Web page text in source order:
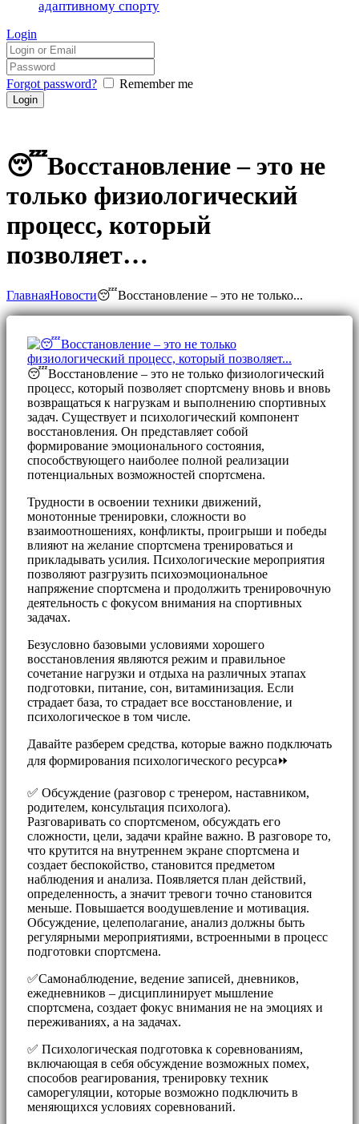
адаптивному спорту
Login
Forgot password? Remember me
😴Восстановление – это не
только физиологический
процесс, который
позволяет…
ГлавнаяНовости😴Восстановление – это не только...
😴Восстановление – это не только физиологический
процесс, который позволяет спортсмену вновь и вновь
возвращаться к нагрузкам и выполнению спортивных
задач. Существует и психологический компонент
восстановления. Он представляет собой
формирование эмоционального состояния,
способствующего наиболее полной реализации
потенциальных возможностей спортсмена.
Трудности в освоении техники движений,
монотонные тренировки, сложности во
взаимоотношениях, конфликты, проигрыши и победы
влияют на желание спортсмена тренироваться и
прикладывать усилия. Психологические мероприятия
позволяют разгрузить психоэмоциональное
напряжение спортсмена и продолжить тренировочную
деятельность с фокусом внимания на спортивных
задачах.
Безусловно базовыми условиями хорошего
восстановления являются режим и правильное
сочетание нагрузки и отдыха на различных этапах
подготовки, питание, сон, витаминизация. Если
страдает база, то страдает все восстановление, и
психологическое в том числе.
Давайте разберем средства, которые важно подключать
для формирования психологического ресурса⏩
✅ Обсуждение (разговор с тренером, наставником,
родителем, консультация психолога).
Разговаривать со спортсменом, обсуждать его
сложности, цели, задачи крайне важно. В разговоре то,
что крутится на внутреннем экране спортсмена и
создает беспокойство, становится предметом
наблюдения и анализа. Появляется план действий,
определенность, а значит тревоги точно становится
меньше. Повышается воодушевление и мотивация.
Обсуждение, целеполагание, анализ должны быть
регулярными мероприятиями, встроенными в процесс
подготовки спортсмена.
✅Самонаблюдение, ведение записей, дневников,
ежедневников – дисциплинирует мышление
спортсмена, создает фокус внимания не на эмоциях и
переживаниях, а на задачах.
✅ Психологическая подготовка к соревнованиям,
включающая в себя обсуждение возможных помех,
способов реагирования, тренировку техник
саморегуляции, которые возможно подключить в
меняющихся условиях соревнований.